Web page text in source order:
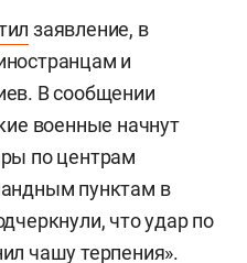
заявление, в
и
В сообщении
военные начнут
по центрам
пунктам в
что удар по
чашу терпения».